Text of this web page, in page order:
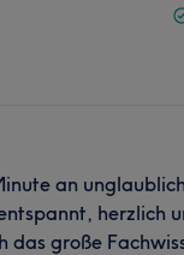
an unglaublich
herzlich
das große